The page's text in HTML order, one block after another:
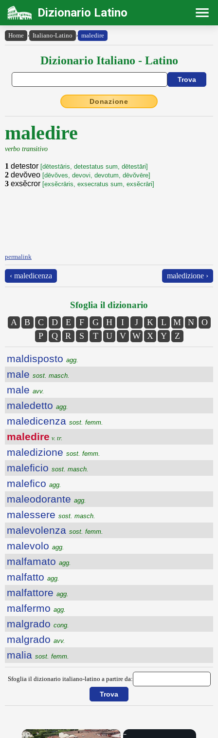
Dizionario Latino
Home › Italiano-Latino › maledire
Dizionario Italiano - Latino
Donazione
maledire
verbo transitivo
1 detestor [dētestāris, detestatus sum, dētestāri]
2 devŏveo [dēvŏves, devovi, devotum, dēvŏvēre]
3 exsĕcror [exsĕcrāris, exsecratus sum, exsĕcrāri]
permalink
‹ maledicenza maledizione ›
Sfoglia il dizionario
A B C D E F G H I J K L M N
O
P
Q R S T U V W X Y Z
maldisposto agg.
male sost. masch.
male avv.
maledetto agg.
maledicenza sost. femm.
maledire v. tr.
maledizione sost. femm.
maleficio sost. masch.
malefico agg.
maleodorante agg.
malessere sost. masch.
malevolenza sost. femm.
malevolo agg.
malfamato agg.
malfatto agg.
malfattore agg.
malfermo agg.
malgrado cong.
malgrado avv.
malia sost. femm.
Sfoglia il dizionario italiano-latino a partire da:
×